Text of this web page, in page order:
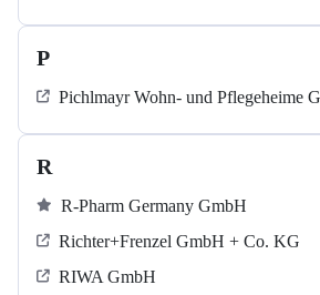
P
Pichlmayr Wohn- und Pflegeheime
R
R-Pharm Germany GmbH
Richter+Frenzel GmbH + Co. KG
RIWA GmbH